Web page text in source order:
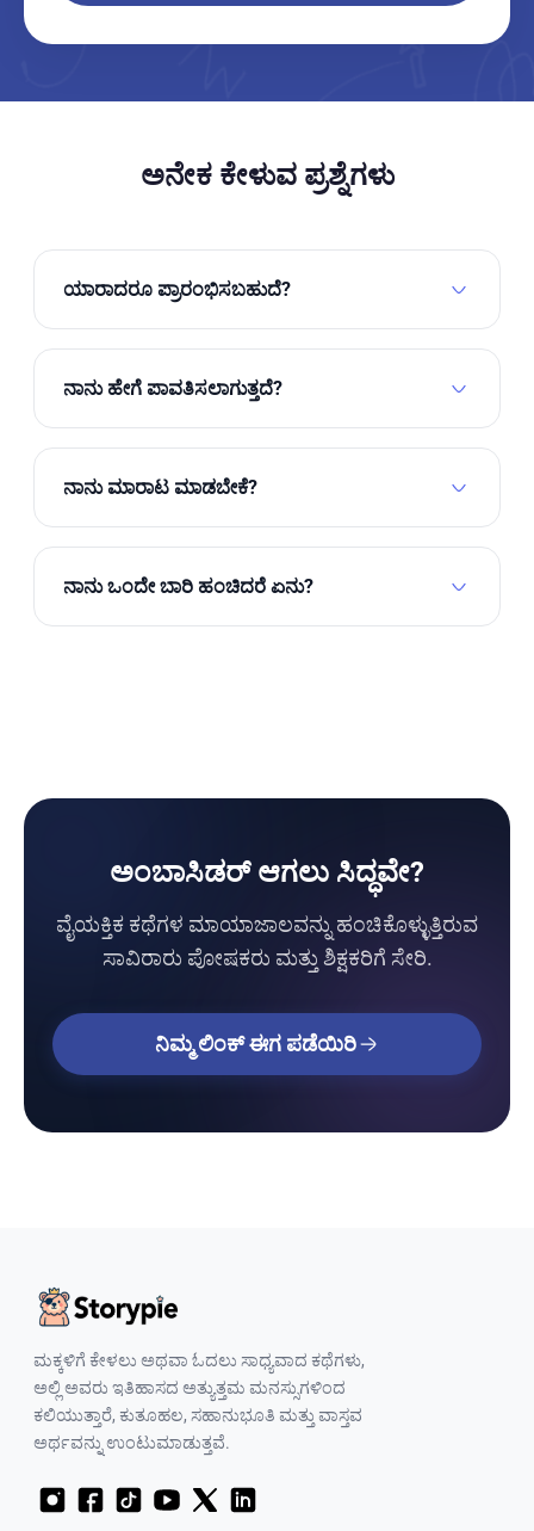
ಅನೇಕ ಕೇಳುವ ಪ್ರಶ್ನೆಗಳು
ಯಾರಾದರೂ ಪ್ರಾರಂಭಿಸಬಹುದೆ?
ನಾನು ಹೇಗೆ ಪಾವತಿಸಲಾಗುತ್ತದೆ?
ನಾನು ಮಾರಾಟ ಮಾಡಬೇಕೆ?
ನಾನು ಒಂದೇ ಬಾರಿ ಹಂಚಿದರೆ ಏನು?
ಅಂಬಾಸಿಡರ್ ಆಗಲು ಸಿದ್ಧವೇ?
ವೈಯಕ್ತಿಕ ಕಥೆಗಳ ಮಾಯಾಜಾಲವನ್ನು ಹಂಚಿಕೊಳ್ಳುತ್ತಿರುವ
ಸಾವಿರಾರು ಪೋಷಕರು ಮತ್ತು ಶಿಕ್ಷಕರಿಗೆ ಸೇರಿ.
ನಿಮ್ಮ ಲಿಂಕ್ ಈಗ ಪಡೆಯಿರಿ
ಮಕ್ಕಳಿಗೆ ಕೇಳಲು ಅಥವಾ ಓದಲು ಸಾಧ್ಯವಾದ ಕಥೆಗಳು,
ಅಲ್ಲಿ ಅವರು ಇತಿಹಾಸದ ಅತ್ಯುತ್ತಮ ಮನಸ್ಸುಗಳಿಂದ
ಕಲಿಯುತ್ತಾರೆ, ಕುತೂಹಲ, ಸಹಾನುಭೂತಿ ಮತ್ತು ವಾಸ್ತವ
ಅರ್ಥವನ್ನು ಉಂಟುಮಾಡುತ್ತವೆ.